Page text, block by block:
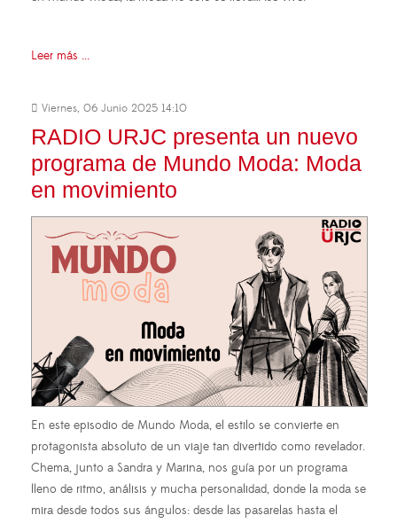
Leer más ...
Viernes, 06 Junio 2025 14:10
RADIO URJC presenta un nuevo
programa de Mundo Moda: Moda
en movimiento
En este episodio de Mundo Moda, el estilo se convierte en
protagonista absoluto de un viaje tan divertido como revelador.
Chema, junto a Sandra y Marina, nos guía por un programa
lleno de ritmo, análisis y mucha personalidad, donde la moda se
mira desde todos sus ángulos: desde las pasarelas hasta el